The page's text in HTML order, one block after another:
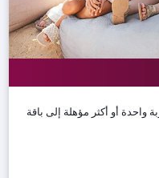
واحدة أو أكثر مؤهلة إلى باقة